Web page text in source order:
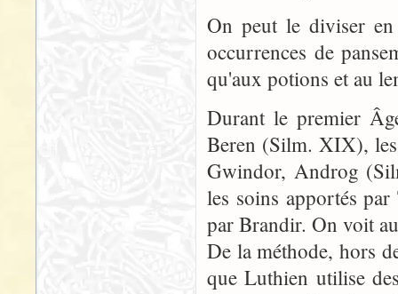
On peut le diviser en
occurrences de
qu'aux potions et au
Durant le premier
Beren (Silm. XIX),
Gwindor, Androg
les soins apportés
par Brandir. On voit
De la méthode, hors
que Luthien utilise